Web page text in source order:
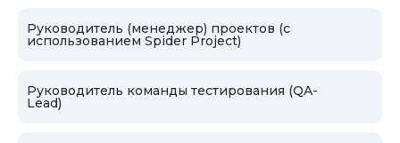
сразу учитесь уверенно применять знания в
своих проектах и повышать эффективность
Руководитель (менеджер) проектов (с
использованием Spider Project)
Руководитель команды тестирования (QA-
Lead)